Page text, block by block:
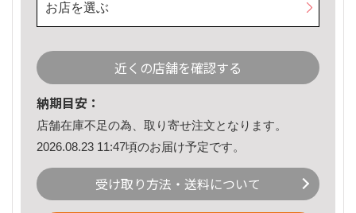
お店を選ぶ
近くの店舗を確認する
納期目安：
店舗在庫不足の為、取り寄せ注文となります。
2026.08.23 11:47頃のお届け予定です。
受け取り方法・送料について